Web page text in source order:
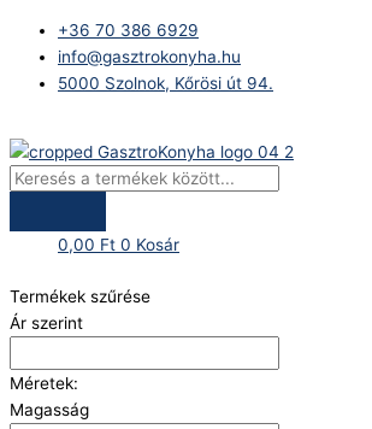
content
+36 70 386 6929
info@gasztrokonyha.hu
5000 Szolnok, Kőrösi út 94.
search
0,00 Ft 0 Kosár
Termékek szűrése
Ár szerint
Méretek:
Magasság